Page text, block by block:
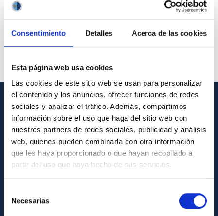
Consentimiento Detalles Acerca de las cookies
Esta página web usa cookies
Las cookies de este sitio web se usan para personalizar
el contenido y los anuncios, ofrecer funciones de redes
sociales y analizar el tráfico. Además, compartimos
información sobre el uso que haga del sitio web con
nuestros partners de redes sociales, publicidad y análisis
web, quienes pueden combinarla con otra información
que les haya proporcionado o que hayan recopilado a
partir del uso que haya hecho de sus servicios.
Necesarias
GENERAL INFORMATION
Contact
How to get to the IAC
List of personnel
Library
General register